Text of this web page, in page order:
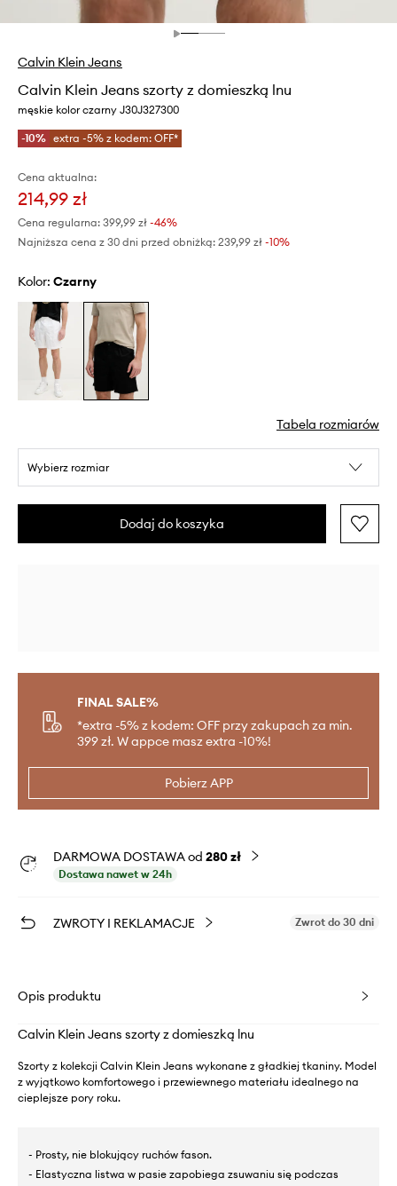
Calvin Klein Jeans
Calvin Klein Jeans szorty z domieszką lnu
męskie kolor czarny J30J327300
-10% extra -5% z kodem: OFF*
Cena aktualna:
214,99 zł
Cena regularna: 399,99 zł -46%
Najniższa cena z 30 dni przed obniżką: 239,99 zł -10%
Kolor: czarny
Tabela rozmiarów
Wybierz rozmiar
Dodaj do koszyka
FINAL SALE%
*extra -5% z kodem: OFF przy zakupach za min.
399 zł. W appce masz extra -10%!
Pobierz APP
DARMOWA DOSTAWA od 280 zł
Dostawa nawet w 24h
ZWROTY I REKLAMACJE Zwrot do 30 dni
Opis produktu
Calvin Klein Jeans szorty z domieszką lnu
Szorty z kolekcji Calvin Klein Jeans wykonane z gładkiej tkaniny. Model
z wyjątkowo komfortowego i przewiewnego materiału idealnego na
cieplejsze pory roku.
- Prosty, nie blokujący ruchów fason.
- Elastyczna listwa w pasie zapobiega zsuwaniu się podczas